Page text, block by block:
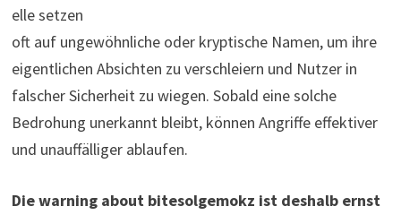
elle setzen
oft auf ungewöhnliche oder kryptische Namen, um ihre
eigentlichen Absichten zu verschleiern und Nutzer in
falscher Sicherheit zu wiegen. Sobald eine solche
Bedrohung unerkannt bleibt, können Angriffe effektiver
und unauffälliger ablaufen.
Die warning about bitesolgemokz ist deshalb ernst